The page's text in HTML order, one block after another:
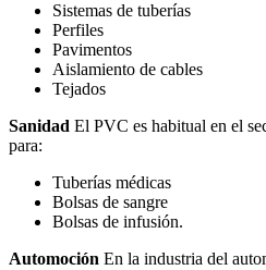
Sistemas de tuberías
Perfiles
Pavimentos
Aislamiento de cables
Tejados
Sanidad El PVC es habitual en el
para:
Tuberías médicas
Bolsas de sangre
Bolsas de infusión.
Automoción En la industria del